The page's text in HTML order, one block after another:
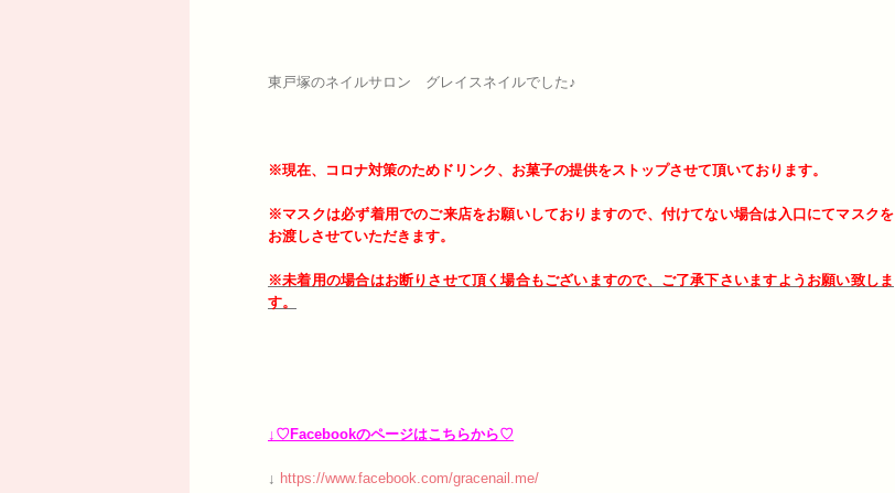
東戸塚のネイルサロン グレイスネイルでした♪
※現在、コロナ対策のためドリンク、お菓子の提供をストップさせて頂いております。
※マスクは必ず着用でのご来店をお願いしておりますので、付けてない場合は入口にてマスクを
お渡しさせていただきます。
※未着用の場合はお断りさせて頂く場合もございますので、ご了承下さいますようお願い致しま
す。
↓♡Facebookのページはこちらから♡
↓ https://www.facebook.com/gracenail.me/